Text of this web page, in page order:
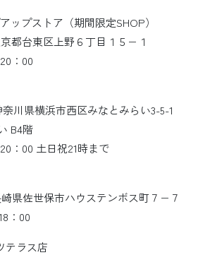
ップストア（期間限定SHOP）
都台東区上野６丁目１５−１
：00
川県横浜市西区みなとみらい3-5-1
B4階
：00 土日祝21時まで
県佐世保市ハウステンボス町７−７
：00
テラス店